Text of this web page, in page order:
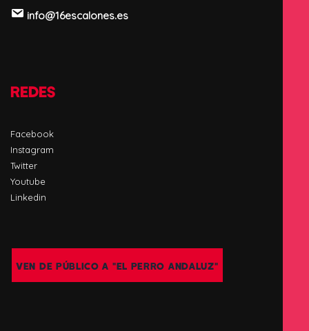
info@16escalones.es
REDES
Facebook
Instagram
Twitter
Youtube
Linkedin
VEN DE PÚBLICO A "EL PERRO ANDALUZ"